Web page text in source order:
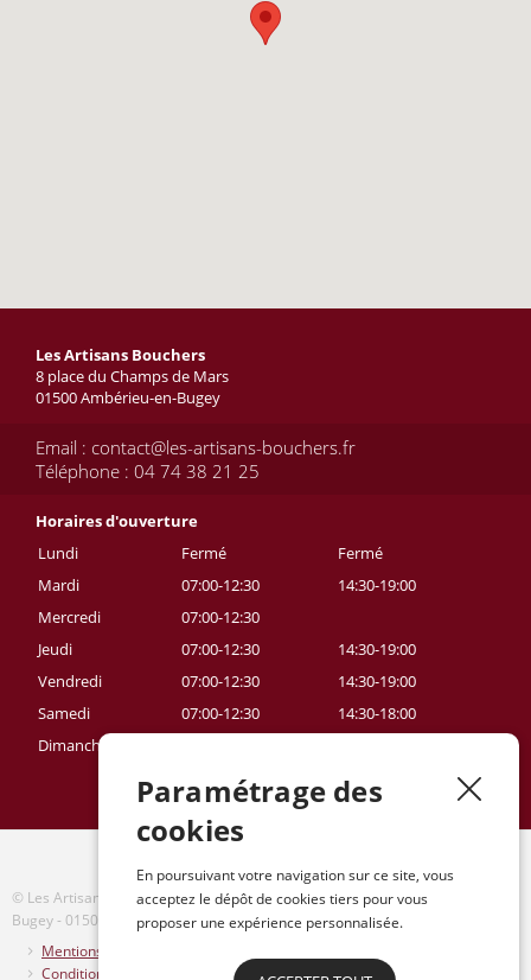
Les Artisans Bouchers
8 place du Champs de Mars
01500 Ambérieu-en-Bugey
Email : contact@les-artisans-bouchers.fr
Téléphone : 04 74 38 21 25
Horaires d'ouverture
Lundi
Fermé
Fermé
Mardi
07:00-12:30
14:30-19:00
Mercredi
07:00-12:30
Jeudi
07:00-12:30
14:30-19:00
Vendredi
07:00-12:30
14:30-19:00
Samedi
07:00-12:30
14:30-18:00
Dimanche
© Les Artisans Bouchers • 8 place du champs de Mars • Ambérieu-en-
Bugey - 01500
Tel : 04 74 38 21 25
Mentions légales
Conditions générales de ventes
Paramétrage des
cookies
En poursuivant votre navigation sur ce site, vous
acceptez le dépôt de cookies tiers pour vous
proposer une expérience personnalisée.